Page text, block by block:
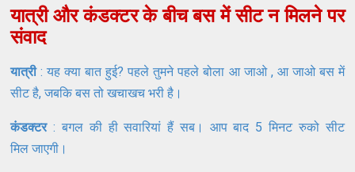
यात्री और कंडक्टर के बीच बस में सीट न मिलने पर
संवाद
यात्री: यह क्या बात हुई? पहले तुमने पहले बोला आ जाओ , आ जाओ बस में
सीट है, जबकि बस तो खचाखच भरी है।
कंडक्टर: बगल की ही सवारियां हैं सब। आप बाद 5 मिनट रुको सीट
मिल जाएगी।